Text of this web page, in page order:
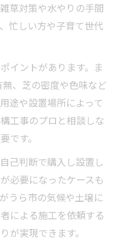
構工事と人工芝の選
する際の手入れの
事の最適解
人工芝の組み合わせ
人工芝を効果的に活
工芝による雑草のお
草ストレス解消法
楽になる人工芝の設
草対策や水やりの手間
忙しい方や子育て世代
イントがあります。ま
、芝の密度や色味など
途や設置場所によって
工事のプロと相談しな
です。
己判断で購入し設置し
必要になったケースも
うら市の気候や土壌に
による施工を依頼する
が実現できます。